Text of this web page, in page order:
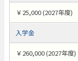
￥25,000 (2027年度)
入学金
￥260,000 (2027年度)